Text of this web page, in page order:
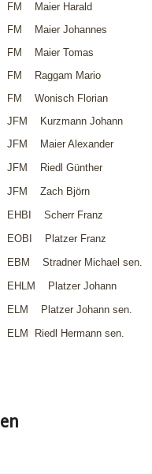
FM Maier Harald
FM Maier Johannes
FM Maier Tomas
FM Raggam Mario
FM Wonisch Florian
JFM Kurzmann Johann
JFM Maier Alexander
JFM Riedl Günther
JFM Zach Björn
EHBI Scherr Franz
EOBI Platzer Franz
EBM Stradner Michael sen.
EHLM Platzer Johann
ELM Platzer Johann sen.
ELM Riedl Hermann sen.